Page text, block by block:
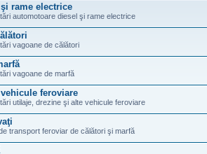
rame electrice
automotoare diesel şi rame electrice
vagoane de călători
vagoane de marfă
feroviare
utilaje, drezine şi alte vehicule feroviare
transport feroviar de călători şi marfă